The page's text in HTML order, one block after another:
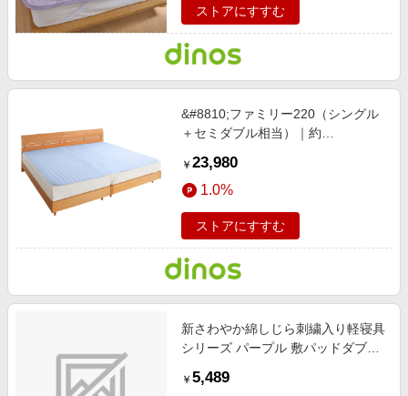
ストアにすすむ
&#8810;ファミリー220（シングル
＋セミダブル相当）｜約
（R）EX 無地 敷きパッド ファミリ
ーサイズ ライトブルー 【通販】
￥ 23,980
1.0%
ストアにすすむ
新さわやか綿しじら刺繍入り軽寝具
シリーズ パープル 敷パッドダブル
￥ 5,489